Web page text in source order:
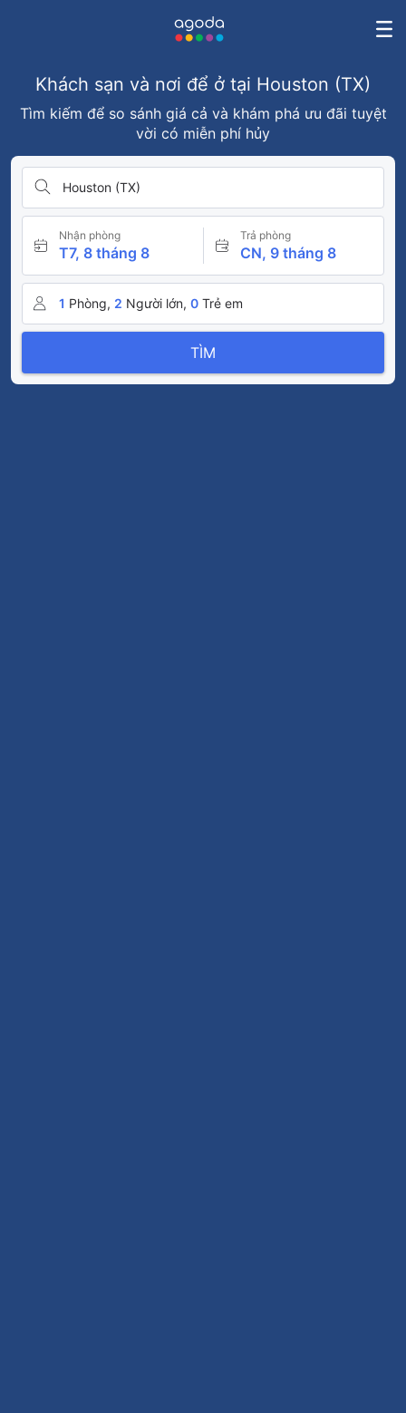
Khách sạn và nơi để ở tại Houston (TX)
Tìm kiếm để so sánh giá cả và khám phá ưu đãi tuyệt
vời có miễn phí hủy
Houston (TX)
Nhận phòng
T7, 8 tháng 8
Trả phòng
CN, 9 tháng 8
1 Phòng, 2 Người lớn, 0 Trẻ em
TÌM